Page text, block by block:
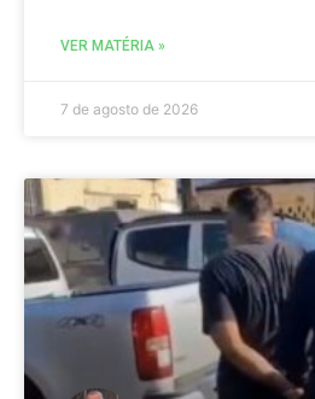
VER MATÉRIA »
7 de agosto de 2026